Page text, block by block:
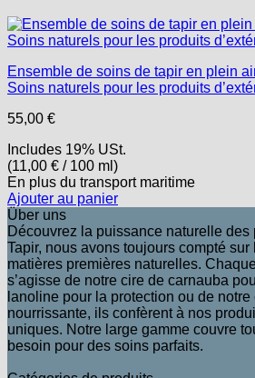
Ensemble de soins de tapir en plein
Soins naturels pour les produits
55,00 €
Includes 19% USt.
(11,00 € / 100 ml)
En plus du transportmaritime
Ajouter au panier
Über uns
Découvrez la puissance naturelle des
Tapir, nous avons toujours compté
matières premières naturelles.
s’agisse de notre cire de carnauba
lanoline pour la protection ou de notre
nourrissante, ils confèrent à nos
uniques. Notre large gamme couvre
besoin pour des soins parfaits.